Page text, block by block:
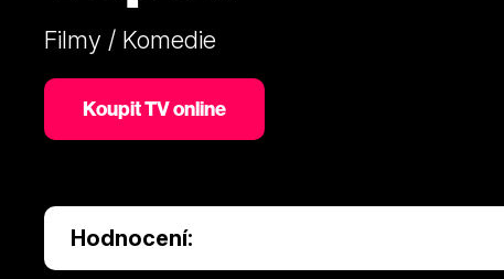
Filmy / Komedie
Koupit TV online
Hodnocení: